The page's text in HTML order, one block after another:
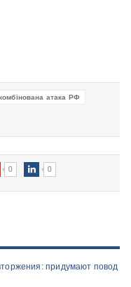
атака РФ
0 0
придумают повод